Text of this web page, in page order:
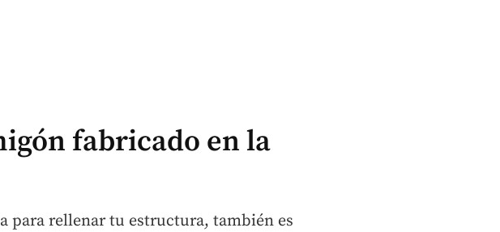
fabricado en la
para rellenar tu estructura, también es